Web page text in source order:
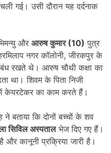
गई। उसी दौरान यह दर्दनाक
और आरुष कुमार (10) पुत्र
नगर कॉलोनी, जीरकपुर के
रखते थे। आरुष चौथी कक्षा का
था। शिवम के पिता निजी
केयरटेकर का काम करते हैं।
बताया कि दोनों बच्चों के शव
सिविल अस्पतालभेज दिए गए हैं।
और कानूनी प्रक्रिया जारी है।